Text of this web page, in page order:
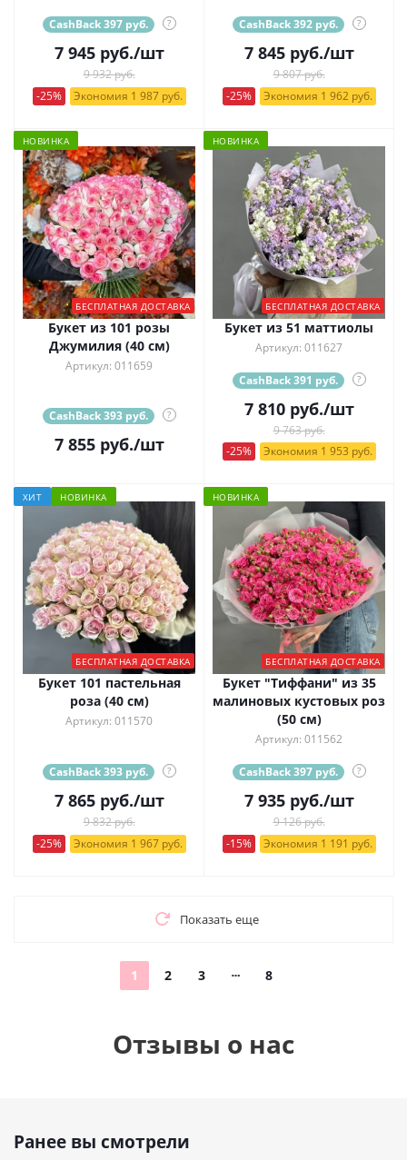
CashBack 397 руб. ?
7 945руб./шт
9 932 руб.
-25%
Экономия 1 987 руб.
CashBack 392 руб. ?
7 845руб./шт
9 807 руб.
-25%
Экономия 1 962 руб.
НОВИНКА
БЕСПЛАТНАЯ ДОСТАВКА
Букет из 101 розы
Джумилия (40 см)
Артикул: 011659
CashBack 393 руб. ?
7 855руб./шт
НОВИНКА
БЕСПЛАТНАЯ ДОСТАВКА
Букет из 51 маттиолы
Артикул: 011627
CashBack 391 руб. ?
7 810руб./шт
9 763 руб.
-25%
Экономия 1 953 руб.
ХИТ НОВИНКА
БЕСПЛАТНАЯ ДОСТАВКА
Букет 101 пастельная
роза (40 см)
Артикул: 011570
CashBack 393 руб. ?
7 865руб./шт
9 832 руб.
-25%
Экономия 1 967 руб.
НОВИНКА
БЕСПЛАТНАЯ ДОСТАВКА
Букет "Тиффани" из 35
малиновых кустовых роз
(50 см)
Артикул: 011562
CashBack 397 руб. ?
7 935руб./шт
9 126 руб.
-15%
Экономия 1 191 руб.
Показать еще
1 2 3 8
Отзывы о нас
Ранее вы смотрели